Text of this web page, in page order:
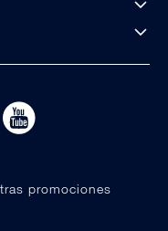
promociones